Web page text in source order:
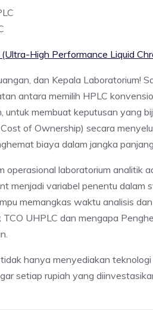
High Performance Liquid
dan Kepala Laboratorium!
antara memilih HPLC
untuk membuat keputusan yang
of Ownership) secara
biaya dalam jangka panjang.
operasional laboratorium analitik
menjadi variabel penentu dalam
memangkas waktu analisis
UHPLC dan mengapa
hanya menyediakan
setiap rupiah yang